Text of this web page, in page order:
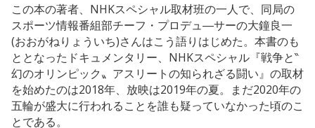
この本の著者、NHKスペシャル取材班の一人で、同局の
スポーツ情報番組部チーフ・プロデュ―サーの大鐘良一
(おおがねりょういち)さんはこう語りはじめた。本書のも
ととなったドキュメンタリー、NHKスペシャル『戦争と‶
幻のオリンピック〟アスリートの知られざる闘い』の取材
を始めたのは2018年、放映は2019年の夏。まだ2020年の
五輪が盛大に行われることを誰も疑っていなかった頃のこ
とである。